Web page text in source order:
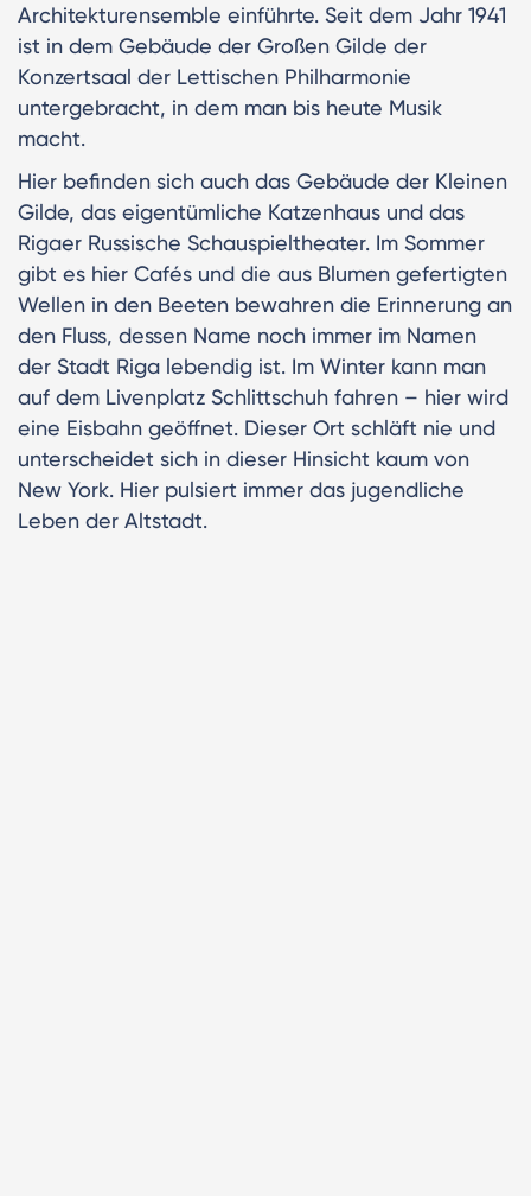
Architekturensemble einführte. Seit dem Jahr 1941
ist in dem Gebäude der Großen Gilde der
Konzertsaal der Lettischen Philharmonie
untergebracht, in dem man bis heute Musik
macht.
Hier befinden sich auch das Gebäude der Kleinen
Gilde, das eigentümliche Katzenhaus und das
Rigaer Russische Schauspieltheater. Im Sommer
gibt es hier Cafés und die aus Blumen gefertigten
Wellen in den Beeten bewahren die Erinnerung an
den Fluss, dessen Name noch immer im Namen
der Stadt Riga lebendig ist. Im Winter kann man
auf dem Livenplatz Schlittschuh fahren – hier wird
eine Eisbahn geöffnet. Dieser Ort schläft nie und
unterscheidet sich in dieser Hinsicht kaum von
New York. Hier pulsiert immer das jugendliche
Leben der Altstadt.